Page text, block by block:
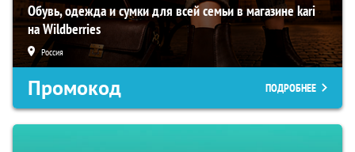
Обувь, одежда и сумки для всей семьи в магазине kari
на Wildberries
Россия
Промокод ПОДРОБНЕЕ